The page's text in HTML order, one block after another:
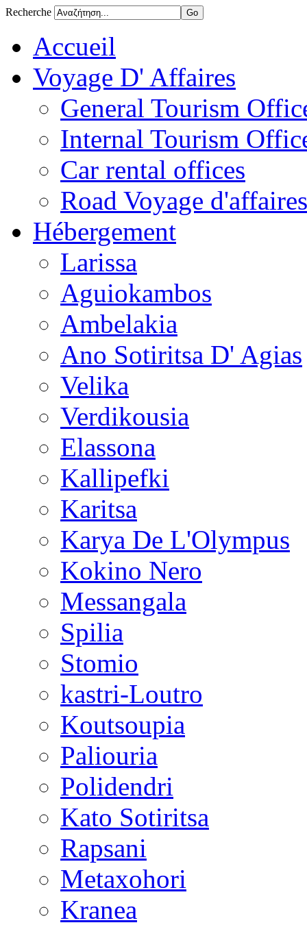
Recherche
Accueil
Voyage D' Affaires
General Tourism
Internal Tourism
Car rental offices
Road Voyage
Hébergement
Larissa
Aguiokambos
Ambelakia
Ano Sotiritsa D' Agias
Velika
Verdikousia
Elassona
Kallipefki
Karitsa
Karya De L'Olympus
Kokino Nero
Messangala
Spilia
Stomio
kastri-Loutro
Koutsoupia
Paliouria
Polidendri
Kato Sotiritsa
Rapsani
Metaxohori
Kranea